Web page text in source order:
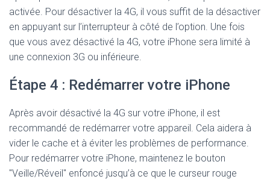
activée. Pour désactiver la 4G, il vous suffit de la désactiver
en appuyant sur l’interrupteur à côté de l’option. Une fois
que vous avez désactivé la 4G, votre iPhone sera limité à
une connexion 3G ou inférieure.
Étape 4 : Redémarrer votre iPhone
Après avoir désactivé la 4G sur votre iPhone, il est
recommandé de redémarrer votre appareil. Cela aidera à
vider le cache et à éviter les problèmes de performance.
Pour redémarrer votre iPhone, maintenez le bouton
"Veille/Réveil" enfoncé jusqu’à ce que le curseur rouge